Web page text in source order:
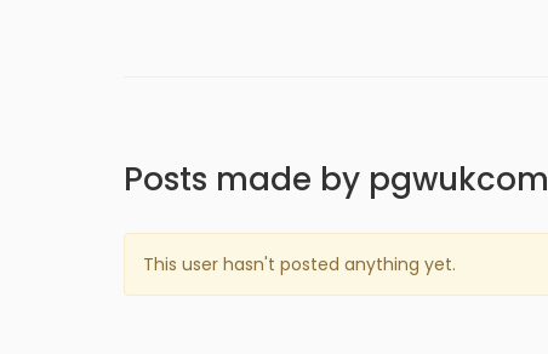
Posts made by pgwukcom
This user hasn't posted anything yet.